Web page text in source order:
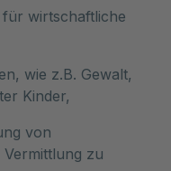
wirtschaftliche
wie z.B. Gewalt,
Kinder,
von
zu